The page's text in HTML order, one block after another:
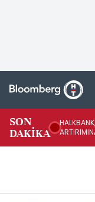
SON
DAKİKA